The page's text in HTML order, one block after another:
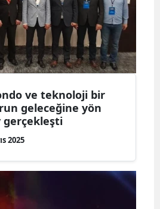
ve teknoloji bir
geleceğine yön
gerçekleşti
2025